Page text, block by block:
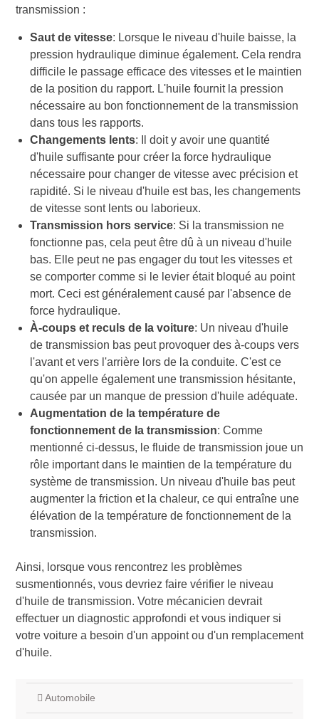
transmission :
Saut de vitesse: Lorsque le niveau d'huile baisse, la
pression hydraulique diminue également. Cela rendra
difficile le passage efficace des vitesses et le maintien
de la position du rapport. L'huile fournit la pression
nécessaire au bon fonctionnement de la transmission
dans tous les rapports.
Changements lents: Il doit y avoir une quantité
d'huile suffisante pour créer la force hydraulique
nécessaire pour changer de vitesse avec précision et
rapidité. Si le niveau d'huile est bas, les changements
de vitesse sont lents ou laborieux.
Transmission hors service: Si la transmission ne
fonctionne pas, cela peut être dû à un niveau d'huile
bas. Elle peut ne pas engager du tout les vitesses et
se comporter comme si le levier était bloqué au point
mort. Ceci est généralement causé par l'absence de
force hydraulique.
À-coups et reculs de la voiture: Un niveau d'huile
de transmission bas peut provoquer des à-coups vers
l'avant et vers l'arrière lors de la conduite. C'est ce
qu'on appelle également une transmission hésitante,
causée par un manque de pression d'huile adéquate.
Augmentation de la température de
fonctionnement de la transmission: Comme
mentionné ci-dessus, le fluide de transmission joue un
rôle important dans le maintien de la température du
système de transmission. Un niveau d'huile bas peut
augmenter la friction et la chaleur, ce qui entraîne une
élévation de la température de fonctionnement de la
transmission.
Ainsi, lorsque vous rencontrez les problèmes
susmentionnés, vous devriez faire vérifier le niveau
d'huile de transmission. Votre mécanicien devrait
effectuer un diagnostic approfondi et vous indiquer si
votre voiture a besoin d'un appoint ou d'un remplacement
d'huile.
Automobile